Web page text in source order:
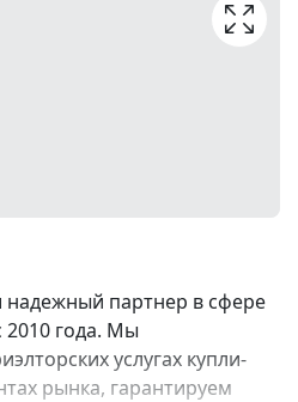
партнер в сфере
года. Мы
услугах купли-
рынка, гарантируем